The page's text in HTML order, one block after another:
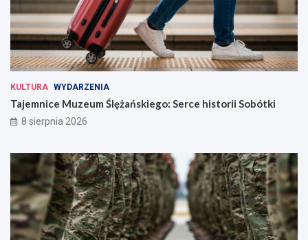
KULTURA WYDARZENIA
Tajemnice Muzeum Ślężańskiego: Serce historii Sobótki
8 sierpnia 2026